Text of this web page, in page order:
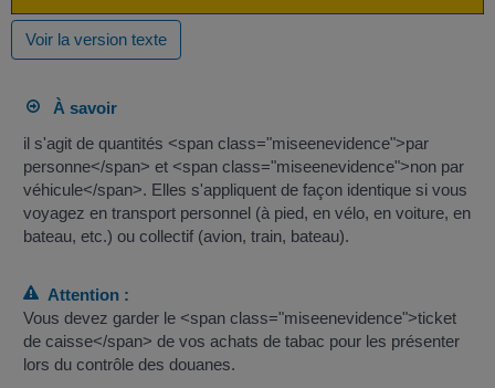
Voir la version texte
À savoir
il s'agit de quantités <span class="miseenevidence">par
personne</span> et <span class="miseenevidence">non par
véhicule</span>. Elles s'appliquent de façon identique si vous
voyagez en transport personnel (à pied, en vélo, en voiture, en
bateau, etc.) ou collectif (avion, train, bateau).
Attention :
Vous devez garder le <span class="miseenevidence">ticket
de caisse</span> de vos achats de tabac pour les présenter
lors du contrôle des douanes.